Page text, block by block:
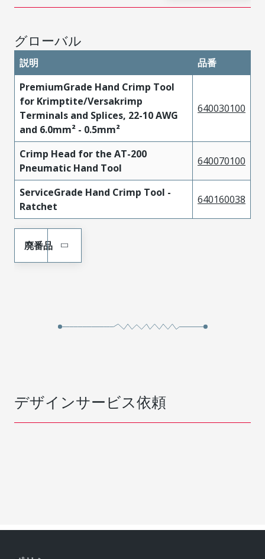
グローバル
説明
品番
PremiumGrade Hand Crimp Tool
for Krimptite/Versakrimp
Terminals and Splices, 22-10 AWG
and 6.0mm² - 0.5mm²
640030100
Crimp Head for the AT-200
Pneumatic Hand Tool
640070100
ServiceGrade Hand Crimp Tool -
Ratchet
640160038
廃番品
デザインサービス依頼